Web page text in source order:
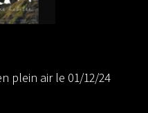
plein air le 01/12/24